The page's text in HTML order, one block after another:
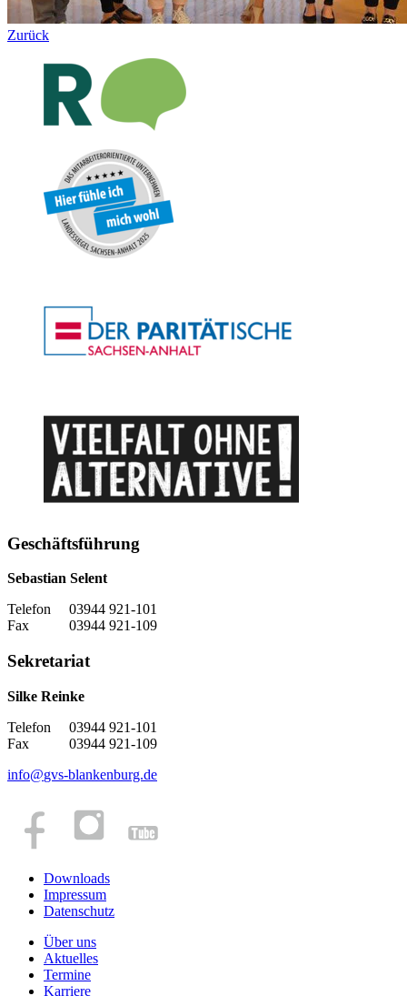
Zurück
Geschäftsführung
Sebastian Selent
Telefon 03944 921-101
Fax 03944 921-109
Sekretariat
Silke Reinke
Telefon 03944 921-101
Fax 03944 921-109
info@gvs-blankenburg.de
Downloads
Impressum
Datenschutz
Über uns
Aktuelles
Termine
Karriere